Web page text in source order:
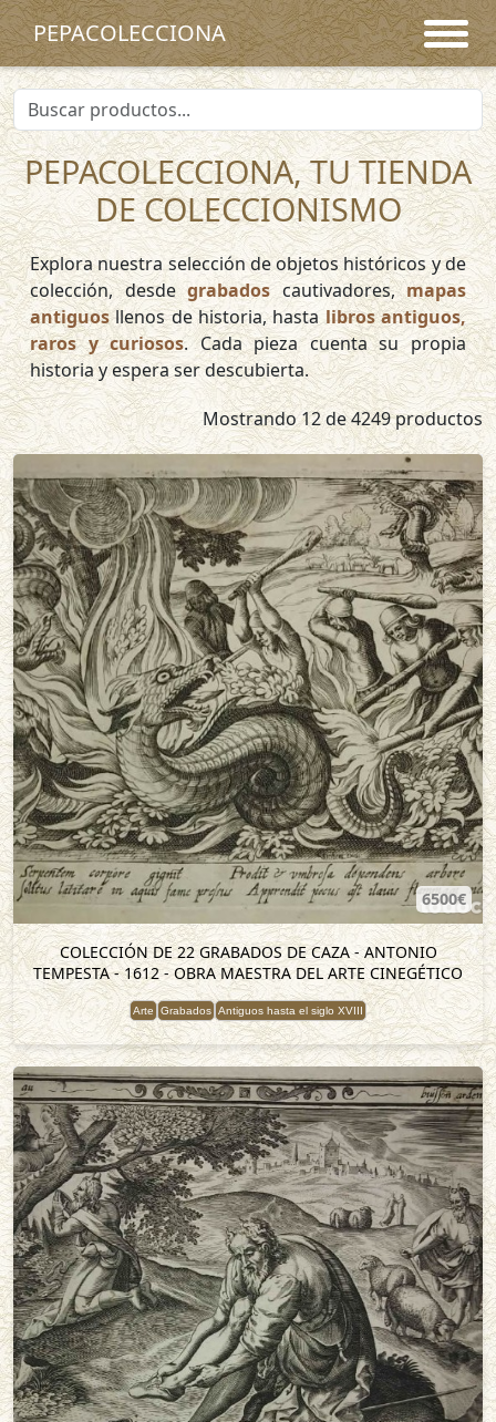
PEPACOLECCIONA
PEPACOLECCIONA, TU TIENDA
DE COLECCIONISMO
Explora nuestra selección de objetos históricos y de
colección, desdegrabadoscautivadores,mapas
antiguosllenos de historia, hastalibros antiguos,
raros y curiosos. Cada pieza cuenta su propia
historia y espera ser descubierta.
Mostrando 12 de 4249 productos
6500€
COLECCIÓN DE 22 GRABADOS DE CAZA - ANTONIO
TEMPESTA - 1612 - OBRA MAESTRA DEL ARTE CINEGÉTICO
Arte Grabados Antiguos hasta el siglo XVIII